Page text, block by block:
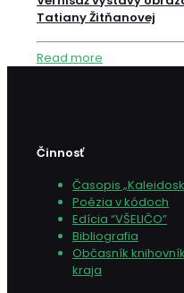
Tatiany Žitňanovej
Read more
Činnosť
Časopis
Poézia v kódoch
Edícia “VŠELIČO”
Bibliografia
Občasník
kraja